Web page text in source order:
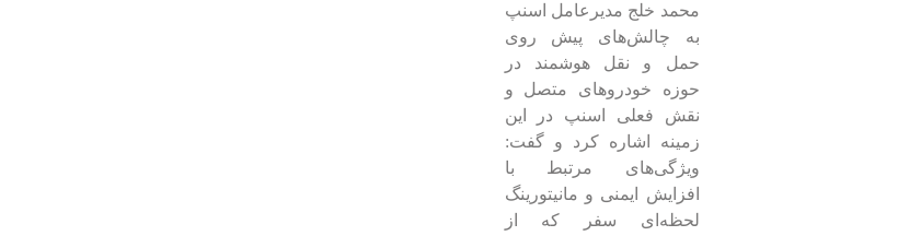
محمد خلج مدیرعامل اسنپ
به چالش‌های پیش روی
حمل و نقل هوشمند در
حوزه خودروهای متصل و
نقش فعلی اسنپ در این
زمینه اشاره کرد و گفت:
ویژگی‌های مرتبط با
افزایش ایمنی و مانیتورینگ
لحظه‌ای سفر که از